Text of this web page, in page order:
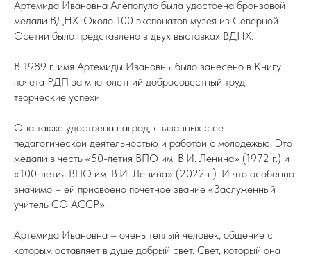
Артемида Ивановна Алепопуло была удостоена бронзовой
медали ВДНХ. Около 100 экспонатов музея из Северной
Осетии было представлено в двух выставках ВДНХ.
В 1989 г. имя Артемиды Ивановны было занесено в Книгу
почета РДП за многолетний добросовестный труд,
творческие успехи.
Она также удостоена наград, связанных с ее
педагогической деятельностью и работой с молодежью. Это
медали в честь «50-летия ВПО им. В.И. Ленина» (1972 г.) и
«100-летия ВПО им. В.И. Ленина» (2022 г.). И что особенно
значимо – ей присвоено почетное звание «Заслуженный
учитель СО АССР».
Артемида Ивановна – очень теплый человек, общение с
которым оставляет в душе добрый свет. Свет, который она